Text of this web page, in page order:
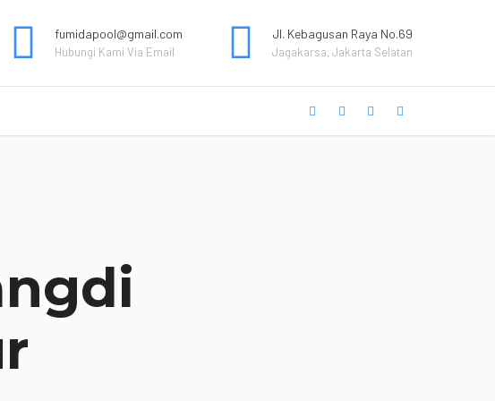
fumidapool@gmail.com
Hubungi Kami Via Email
Jl. Kebagusan Raya No.69
Jagakarsa, Jakarta Selatan